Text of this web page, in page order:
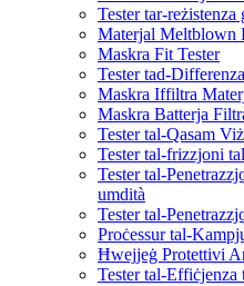
Tester tar-
Materjal Meltblown
Maskra Fit Tester
Tester tad-
Maskra Iffiltra
Maskra Batterja
Tester tal-Qasam
Tester tal-frizzjoni
Tester tal-
umdità
Tester tal-
Proċessur tal-
Ħwejjeġ Protettivi
Tester tal-